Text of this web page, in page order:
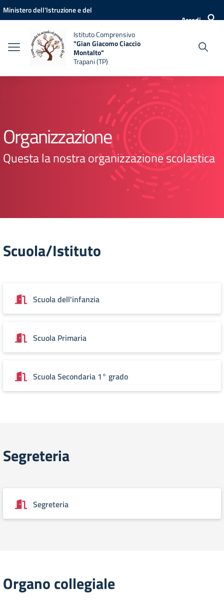
Vai ai contenuti
Vai al menu di navigazione
Vai al footer
Ministero dell'Istruzione e del
Accedi
Istituto Comprensivo
"Gian Giacomo Ciaccio
Montalto"
Trapani (TP)
Organizzazione
Questa la nostra organizzazione scolastica
Scuola/Istituto
Scuola dell'infanzia
Scuola Primaria
Scuola Secondaria 1° grado
Segreteria
Segreteria
Organo collegiale